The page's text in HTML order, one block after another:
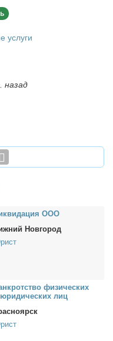
услуги
назад
ООО
Новгород
физи­че­ских
лиц